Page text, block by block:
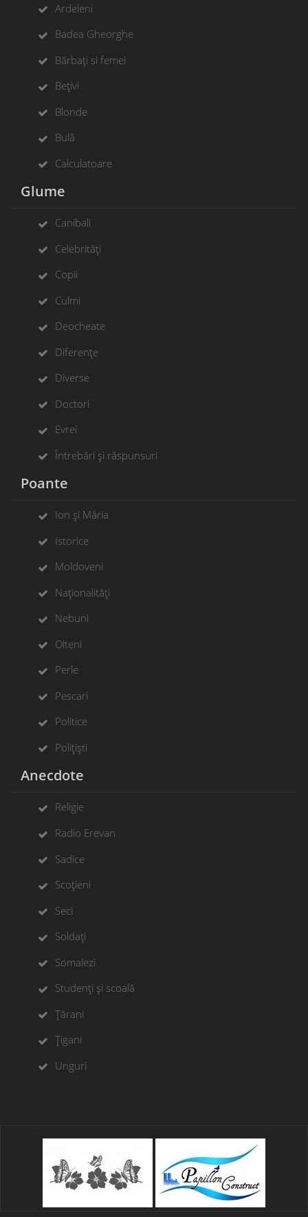
Ardeleni
Badea Gheorghe
Bărbați si femei
Bețivi
Blonde
Bulă
Calculatoare
Glume
Canibali
Celebrități
Copii
Culmi
Deocheate
Diferențe
Diverse
Doctori
Evrei
Întrebări și răspunsuri
Poante
Ion și Măria
Istorice
Moldoveni
Naționalități
Nebuni
Olteni
Perle
Pescari
Politice
Polițiști
Anecdote
Religie
Radio Erevan
Sadice
Scoțieni
Seci
Soldați
Somalezi
Studenți și scoală
Țărani
Țigani
Unguri